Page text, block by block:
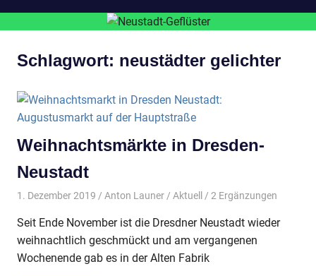
Schlagwort: neustädter gelichter
Weihnachtsmärkte in Dresden-
Neustadt
1. Dezember 2019 Anton Launer Aktuell / 2 Ergänzungen
Seit Ende November ist die Dresdner Neustadt wieder
weihnachtlich geschmückt und am vergangenen
Wochenende gab es in der Alten Fabrik